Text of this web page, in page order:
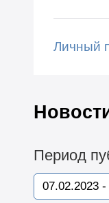
Личный
Период